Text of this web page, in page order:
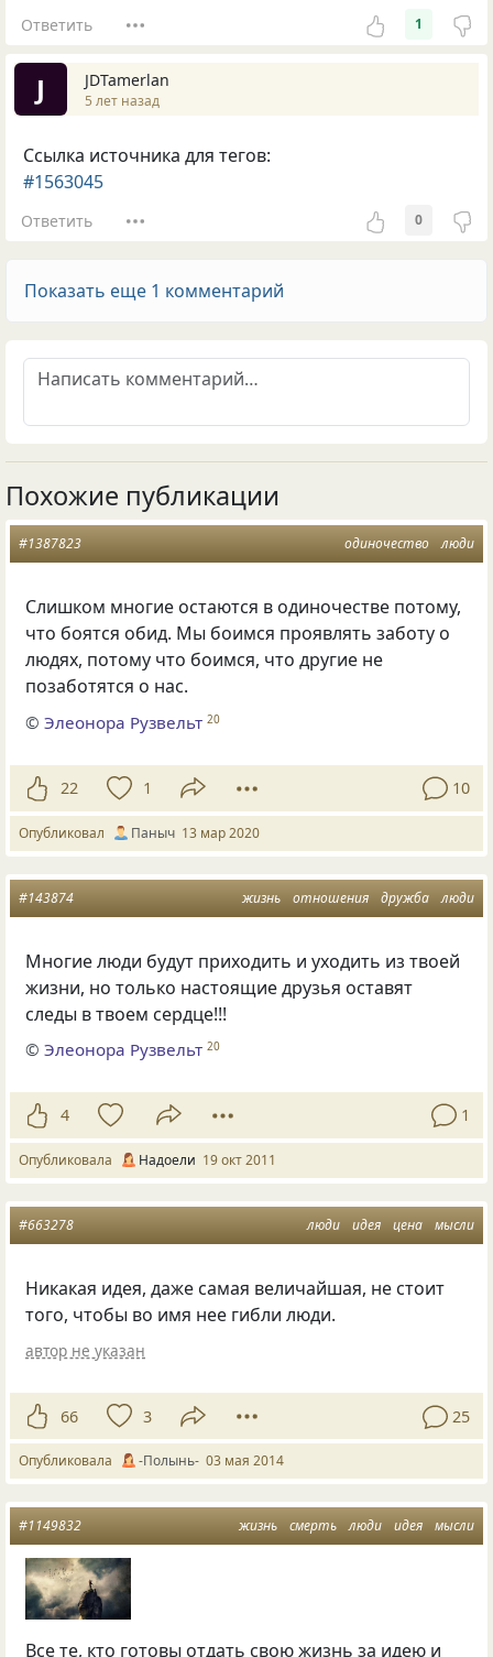
Ответить 1
J JDTamerlan
5 лет назад
Ссылка источника для тегов:
#1563045
Ответить 0
Показать еще 1 комментарий
Похожие публикации
одиночество люди
#1387823
Слишком многие остаются в одиночестве потому,
что боятся обид. Мы боимся проявлять заботу о
людях, потому что боимся, что другие не
позаботятся о нас.
©Элеонора Рузвельт 20
22 1 10
Опубликовал Паныч 13 мар 2020
жизнь отношения дружба люди
#143874
Многие люди будут приходить и уходить из твоей
жизни, но только настоящие друзья оставят
следы в твоем сердце!!!
©Элеонора Рузвельт 20
4 1
Опубликовала Надоели 19 окт 2011
люди идея цена мысли
#663278
Никакая идея, даже самая величайшая, не стоит
того, чтобы во имя нее гибли люди.
автор не указан
66 3 25
Опубликовала -Полынь- 03 мая 2014
жизнь смерть люди идея мысли
#1149832
Все те, кто готовы отдать свою жизнь за идею и